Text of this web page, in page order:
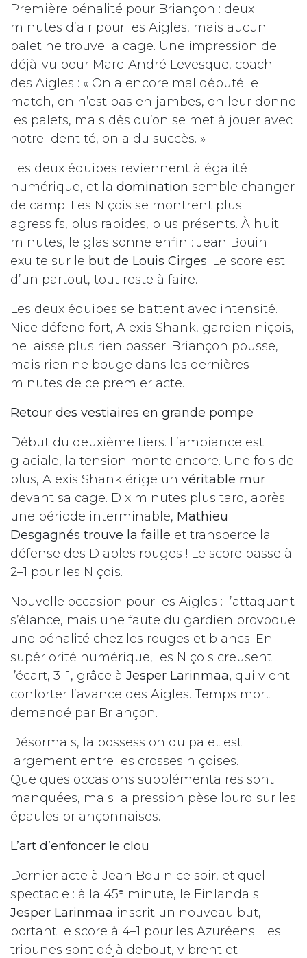
Première pénalité pour Briançon : deux
minutes d’air pour les Aigles, mais aucun
palet ne trouve la cage. Une impression de
déjà-vu pour Marc-André Levesque, coach
des Aigles : « On a encore mal débuté le
match, on n’est pas en jambes, on leur donne
les palets, mais dès qu’on se met à jouer avec
notre identité, on a du succès. »
Les deux équipes reviennent à égalité
numérique, et la domination semble changer
de camp. Les Niçois se montrent plus
agressifs, plus rapides, plus présents. À huit
minutes, le glas sonne enfin : Jean Bouin
exulte sur le but de Louis Cirges. Le score est
d’un partout, tout reste à faire.
Les deux équipes se battent avec intensité.
Nice défend fort, Alexis Shank, gardien niçois,
ne laisse plus rien passer. Briançon pousse,
mais rien ne bouge dans les dernières
minutes de ce premier acte.
Retour des vestiaires en grande pompe
Début du deuxième tiers. L’ambiance est
glaciale, la tension monte encore. Une fois de
plus, Alexis Shank érige un véritable mur
devant sa cage. Dix minutes plus tard, après
une période interminable, Mathieu
Desgagnés trouve la faille et transperce la
défense des Diables rouges ! Le score passe à
2–1 pour les Niçois.
Nouvelle occasion pour les Aigles : l’attaquant
s’élance, mais une faute du gardien provoque
une pénalité chez les rouges et blancs. En
supériorité numérique, les Niçois creusent
l’écart, 3–1, grâce à Jesper Larinmaa, qui vient
conforter l’avance des Aigles. Temps mort
demandé par Briançon.
Désormais, la possession du palet est
largement entre les crosses niçoises.
Quelques occasions supplémentaires sont
manquées, mais la pression pèse lourd sur les
épaules briançonnaises.
L’art d’enfoncer le clou
Dernier acte à Jean Bouin ce soir, et quel
spectacle : à la 45ᵉ minute, le Finlandais
Jesper Larinmaa inscrit un nouveau but,
portant le score à 4–1 pour les Azuréens. Les
tribunes sont déjà debout, vibrent et